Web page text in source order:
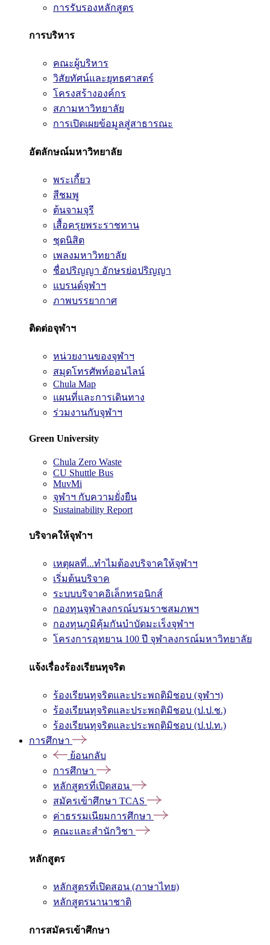
การรับรองหลักสูตร
การบริหาร
คณะผู้บริหาร
วิสัยทัศน์และยุทธศาสตร์
โครงสร้างองค์กร
สภามหาวิทยาลัย
การเปิดเผยข้อมูลสู่สาธารณะ
อัตลักษณ์มหาวิทยาลัย
พระเกี้ยว
สีชมพู
ต้นจามจุรี
เสื้อครุยพระราชทาน
ชุดนิสิต
เพลงมหาวิทยาลัย
ชื่อปริญญา อักษรย่อปริญญา
แบรนด์จุฬาฯ
ภาพบรรยากาศ
ติดต่อจุฬาฯ
หน่วยงานของจุฬาฯ
สมุดโทรศัพท์ออนไลน์
Chula Map
แผนที่และการเดินทาง
ร่วมงานกับจุฬาฯ
Green University
Chula Zero Waste
CU Shuttle Bus
MuvMi
จุฬาฯ กับความยั่งยืน
Sustainability Report
บริจาคให้จุฬาฯ
เหตุผลที่...ทำไมต้องบริจาคให้จุฬาฯ
เริ่มต้นบริจาค
ระบบบริจาคอิเล็กทรอนิกส์
กองทุนจุฬาลงกรณ์บรมราชสมภพฯ
กองทุนภูมิคุ้มกันบำบัดมะเร็งจุฬาฯ
โครงการอุทยาน 100 ปี จุฬาลงกรณ์มหาวิทยาลัย
แจ้งเรื่องร้องเรียนทุจริต
ร้องเรียนทุจริตและประพฤติมิชอบ (จุฬาฯ)
ร้องเรียนทุจริตและประพฤติมิชอบ (ป.ป.ช.)
ร้องเรียนทุจริตและประพฤติมิชอบ (ป.ป.ท.)
การศึกษา
ย้อนกลับ
การศึกษา
หลักสูตรที่เปิดสอน
สมัครเข้าศึกษา TCAS
ค่าธรรมเนียมการศึกษา
คณะและสำนักวิชา
หลักสูตร
หลักสูตรที่เปิดสอน (ภาษาไทย)
หลักสูตรนานาชาติ
การสมัครเข้าศึกษา